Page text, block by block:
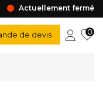
Actuellement fermé
de devis 0